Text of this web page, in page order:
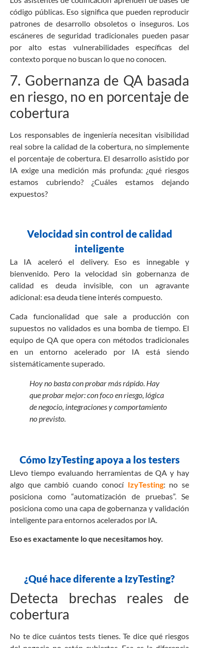
código públicas. Eso significa que pueden reproducir
patrones de desarrollo obsoletos o inseguros. Los
escáneres de seguridad tradicionales pueden pasar
por alto estas vulnerabilidades específicas del
contexto porque no buscan lo que no conocen.
7. Gobernanza de QA basada
en riesgo, no en porcentaje de
cobertura
Los responsables de ingeniería necesitan visibilidad
real sobre la calidad de la cobertura, no simplemente
el porcentaje de cobertura. El desarrollo asistido por
IA exige una medición más profunda: ¿qué riesgos
estamos cubriendo? ¿Cuáles estamos dejando
expuestos?
Velocidad sin control de calidad
inteligente
La IA aceleró el delivery. Eso es innegable y
bienvenido. Pero la velocidad sin gobernanza de
calidad es deuda invisible, con un agravante
adicional: esa deuda tiene interés compuesto.
Cada funcionalidad que sale a producción con
supuestos no validados es una bomba de tiempo. El
equipo de QA que opera con métodos tradicionales
en un entorno acelerado por IA está siendo
sistemáticamente superado.
Hoy no basta con probar más rápido. Hay
que probar mejor: con foco en riesgo, lógica
de negocio, integraciones y comportamiento
no previsto.
Cómo IzyTesting apoya a los testers
Llevo tiempo evaluando herramientas de QA y hay
algo que cambió cuando conocí IzyTesting: no se
posiciona como “automatización de pruebas”. Se
posiciona como una capa de gobernanza y validación
inteligente para entornos acelerados por IA.
Eso es exactamente lo que necesitamos hoy.
¿Qué hace diferente a IzyTesting?
Detecta brechas reales de
cobertura
No te dice cuántos tests tienes. Te dice qué riesgos